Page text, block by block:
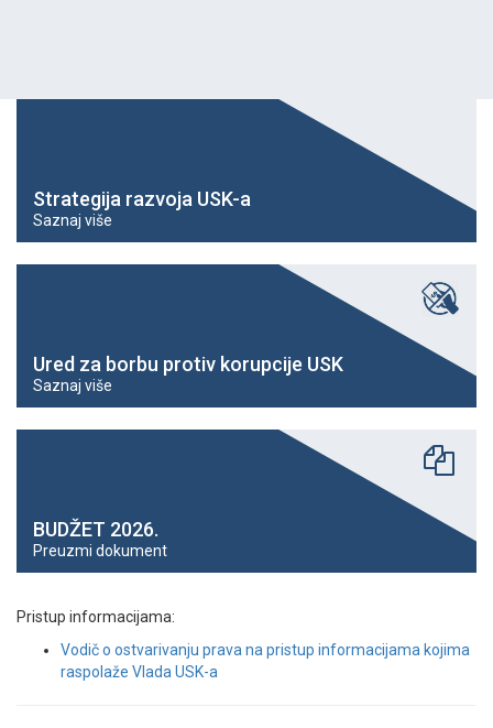
Strategija razvoja USK-a
Saznaj više
Ured za borbu protiv korupcije USK
Saznaj više
BUDŽET 2026.
Preuzmi dokument
Pristup informacijama:
Vodič o ostvarivanju prava na pristup informacijama kojima
raspolaže Vlada USK-a